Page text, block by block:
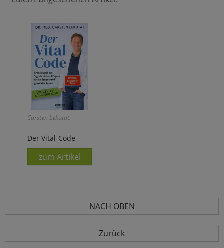
Carsten Lekutat:
Der Vital-Code
zum Artikel
NACH OBEN
Zurück